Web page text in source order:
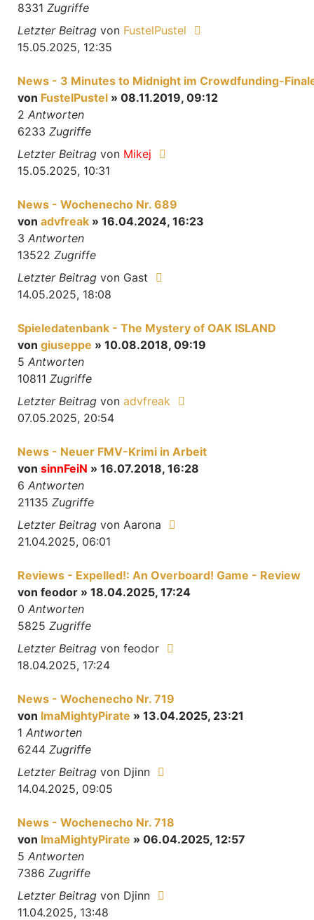
8331 Zugriffe
Letzter Beitrag von FustelPustel
15.05.2025, 12:35
News - 3 Minutes to Midnight im Crowdfunding-
von FustelPustel » 08.11.2019, 09:12
2 Antworten
6233 Zugriffe
Letzter Beitrag von Mikej
15.05.2025, 10:31
News - Wochenecho Nr. 689
von advfreak » 16.04.2024, 16:23
3 Antworten
13522 Zugriffe
Letzter Beitrag von Gast
14.05.2025, 18:08
Spieledatenbank - The Mystery of OAK ISLAND
von giuseppe » 10.08.2018, 09:19
5 Antworten
10811 Zugriffe
Letzter Beitrag von advfreak
07.05.2025, 20:54
News - Neuer FMV-Krimi in Arbeit
von sinnFeiN » 16.07.2018, 16:28
6 Antworten
21135 Zugriffe
Letzter Beitrag von Aarona
21.04.2025, 06:01
Reviews - Expelled!: An Overboard! Game - Review
von feodor » 18.04.2025, 17:24
0 Antworten
5825 Zugriffe
Letzter Beitrag von feodor
18.04.2025, 17:24
News - Wochenecho Nr. 719
von ImaMightyPirate » 13.04.2025, 23:21
1 Antworten
6244 Zugriffe
Letzter Beitrag von Djinn
14.04.2025, 09:05
News - Wochenecho Nr. 718
von ImaMightyPirate » 06.04.2025, 12:57
5 Antworten
7386 Zugriffe
Letzter Beitrag von Djinn
11.04.2025, 13:48